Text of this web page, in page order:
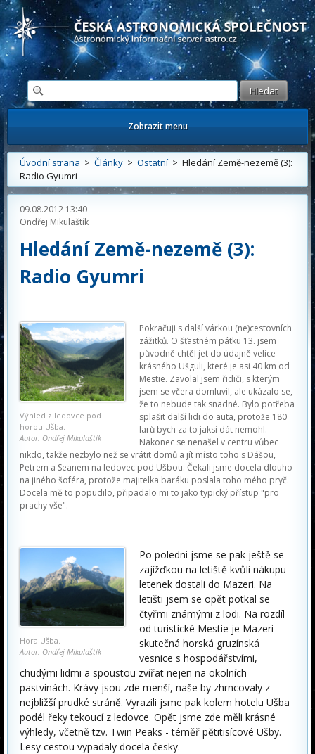
Česká astronomická společnost - Informační astronomický server
Zobrazit menu
Úvodní strana > Články > Ostatní> Hledání Země-nezemě (3):
Radio Gyumri
09.08.2012 13:40
Ondřej Mikulaštík
Hledání Země-nezemě (3):
Radio Gyumri
Výhled z ledovce pod
horou Ušba.
Autor: Ondřej Mikulaštík
Pokračuji s další várkou (ne)cestovních
zážitků. O šťastném pátku 13. jsem
původně chtěl jet do údajně velice
krásného Ušguli, které je asi 40 km od
Mestie. Zavolal jsem řidiči, s kterým
jsem se včera domluvil, ale ukázalo se,
že to nebude tak snadné. Bylo potřeba
splašit další lidi do auta, protože 180
larů bych za to jaksi dát nemohl.
Nakonec se nenašel v centru vůbec
nikdo, takže nezbylo než se vrátit domů a jít místo toho s Dášou,
Petrem a Seanem na ledovec pod Ušbou. Čekali jsme docela dlouho
na jiného šoféra, protože majitelka baráku poslala toho mého pryč.
Docela mě to popudilo, připadalo mi to jako typický přístup "pro
prachy vše".
Hora Ušba.
Autor: Ondřej Mikulaštík
Po poledni jsme se pak ještě se
zajížďkou na letiště kvůli nákupu
letenek dostali do Mazeri. Na
letišti jsem se opět potkal se
čtyřmi známými z lodi. Na rozdíl
od turistické Mestie je Mazeri
skutečná horská gruzínská
vesnice s hospodářstvími,
chudými lidmi a spoustou zvířat nejen na okolních
pastvinách. Krávy jsou zde menší, naše by zhrncovaly z
nejbližší prudké stráně. Vyrazili jsme pak kolem hotelu Ušba
podél řeky tekoucí z ledovce. Opět jsme zde měli krásné
výhledy, včetně tzv. Twin Peaks - téměř pětitisícové Ušby.
Lesy cestou vypadaly docela česky.